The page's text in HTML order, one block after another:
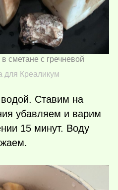
сметане с гречневой
для Креаликум
Ставим на
убавляем и варим
15 минут. Воду